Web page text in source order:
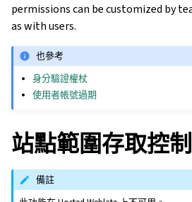
permissions can be customized by
as with users.
也參考
身分驗證權杖
使用者帳號過期
站點範圍存取控制
備註